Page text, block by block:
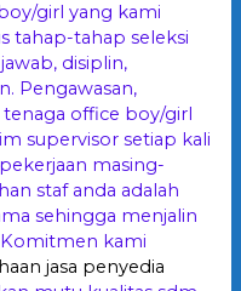
girl yang kami
tahap-tahap seleksi
disiplin,
Pengawasan,
tenaga office boy/girl
supervisor setiap kali
masing-
staf anda adalah
sehingga menjalin
kami
jasa penyedia